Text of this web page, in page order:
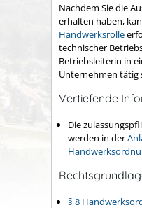
Nachdem Sie die
erhalten haben,
Handwerksrolle
technischer
Betriebsleiterin in
Unternehmen tätig
Vertiefende
Die
werden in der
§ 8